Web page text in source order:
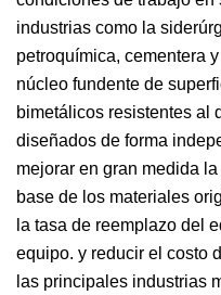
industrias como la
petroquímica, cementera
núcleo fundente de
bimetálicos resistentes al
diseñados de forma
mejorar en gran medida
base de los materiales
la tasa de reemplazo del
equipo. y reducir el costo
las principales industrias